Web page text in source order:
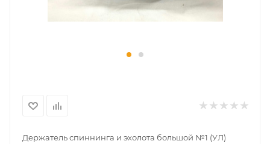
Держатель спиннинга и эхолота большой №1 (УЛ)